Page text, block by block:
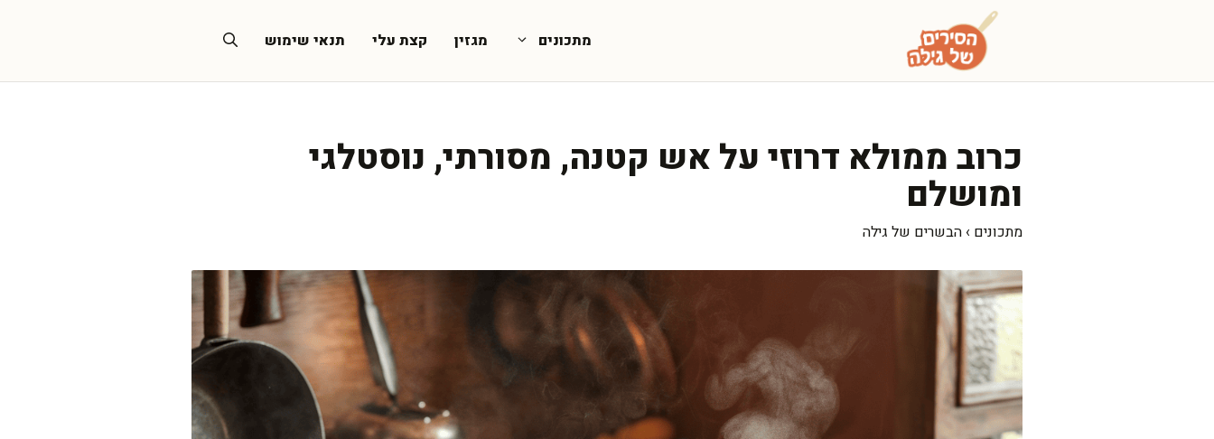
מתכונים מגזין קצת עלי תנאי שימוש
כרוב ממולא דרוזי על אש קטנה, מסורתי, נוסטלגי
ומושלם
מתכונים › הבשרים של גילה